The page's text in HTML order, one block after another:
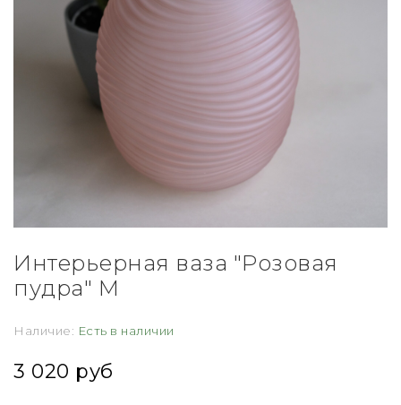
Интерьерная ваза "Розовая
пудра" М
Наличие: Есть в наличии
3 020 руб